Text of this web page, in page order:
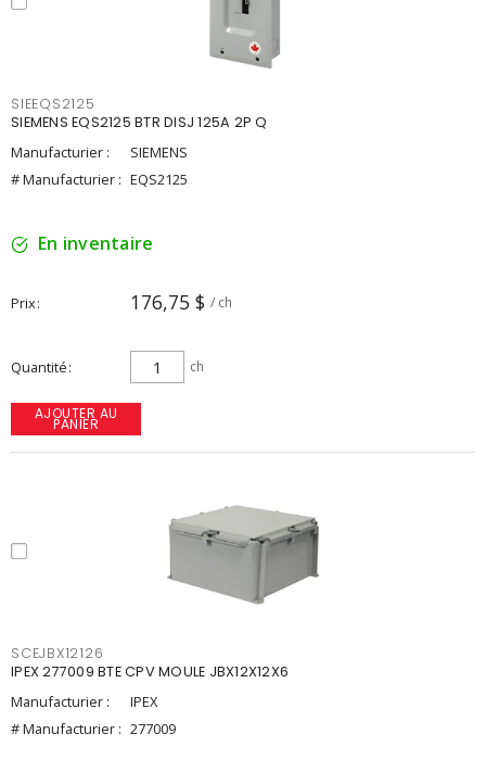
SIEEQS2125
SIEMENS EQS2125 BTR DISJ 125A 2P Q
Manufacturier :
SIEMENS
# Manufacturier : EQS2125
En inventaire
Prix 176,75 $ / ch
Quantité ch
AJOUTER AU
PANIER
SCEJBX12126
IPEX 277009 BTE CPV MOULE JBX12X12X6
Manufacturier :
IPEX
# Manufacturier : 277009